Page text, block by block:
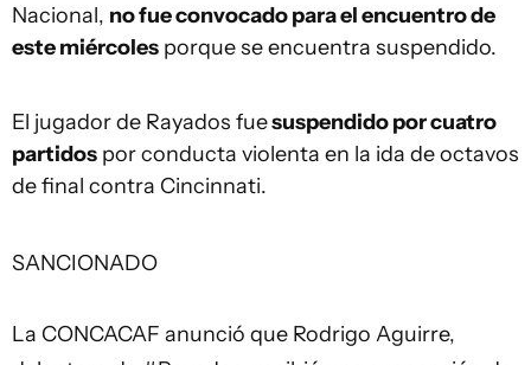
Nacional, no fue convocado para el encuentro de
este miércoles porque se encuentra suspendido.
El jugador de Rayados fuesuspendido por cuatro
partidos por conducta violenta en la ida de octavos
de final contra Cincinnati.
SANCIONADO
La CONCACAF anunció que Rodrigo Aguirre,